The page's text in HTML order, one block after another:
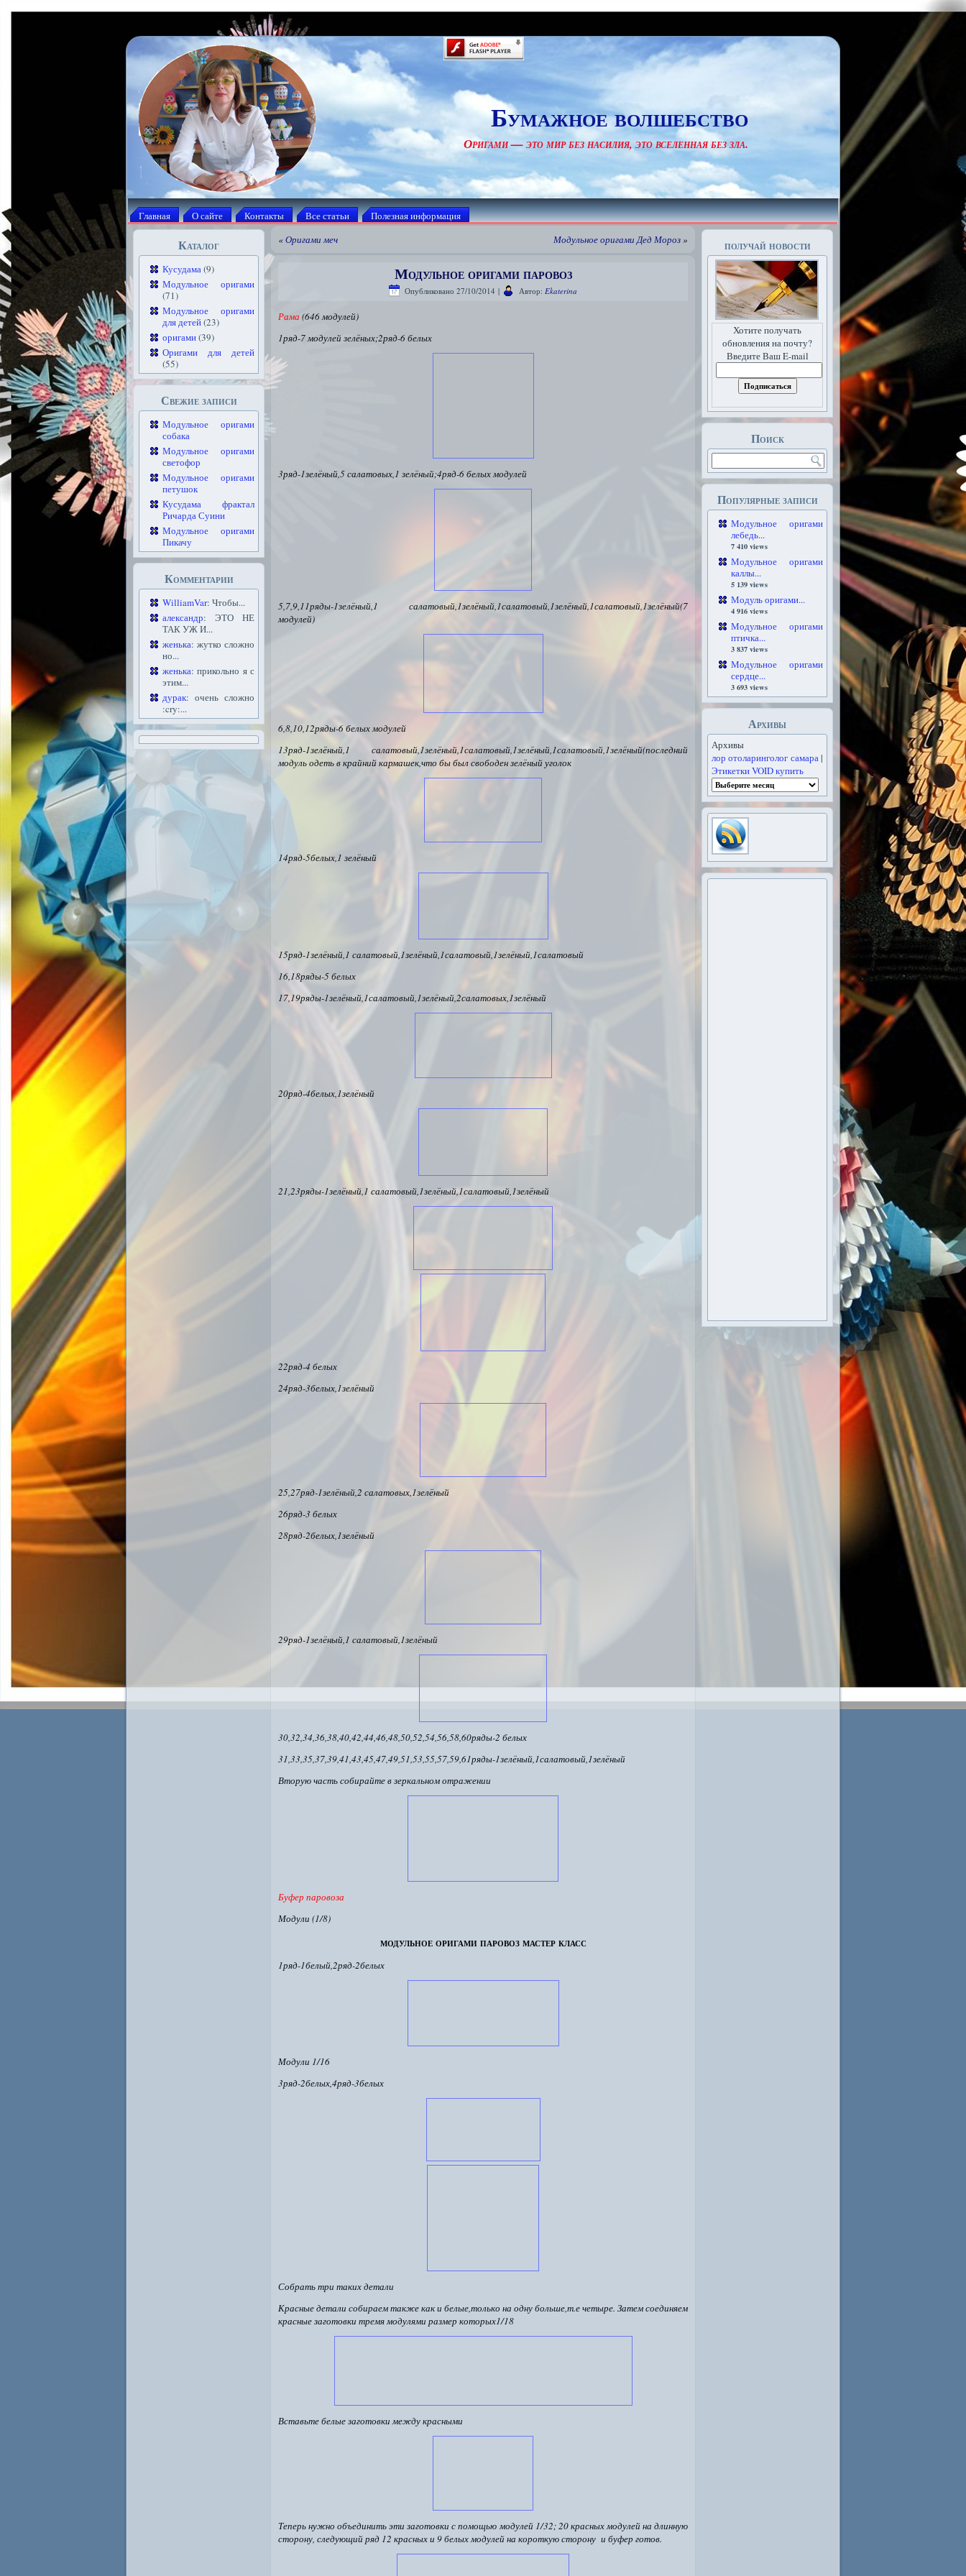
Бумажное волшебство
Оригами — это мир без насилия, это вселенная без зла.
Главная О сайте Контакты Все статьи Полезная информация
Каталог
Кусудама(9)
Модульное оригами
(71)
Модульное оригами
для детей(23)
оригами(39)
Оригами для детей
(55)
Свежие записи
Модульное оригами
собака
Модульное оригами
светофор
Модульное оригами
петушок
Кусудама фрактал
Ричарда Суини
Модульное оригами
Пикачу
Комментарии
WilliamVar: Чтобы...
александр: ЭТО НЕ
ТАК УЖ И...
женька: жутко сложно
но...
женька: прикольно я с
этим...
дурак: очень сложно
:cry:...
«Оригами меч Модульное оригами Дед Мороз»
Модульное оригами паровоз
Опубликовано 27/10/2014 | Автор: Ekaterina
Рама (646 модулей)
1ряд-7 модулей зелёных;2ряд-6 белых
3ряд-1зелёный,5 салатовых,1 зелёный;4ряд-6 белых модулей
5,7,9,11ряды-1зелёный,1 салатовый,1зелёный,1салатовый,1зелёный,1салатовый,1зелёный(7
модулей)
6,8,10,12ряды-6 белых модулей
13ряд-1зелёный,1 салатовый,1зелёный,1салатовый,1зелёный,1салатовый,1зелёный(последний
модуль одеть в крайний кармашек,что бы был свободен зелёный уголок
14ряд-5белых,1 зелёный
15ряд-1зелёный,1 салатовый,1зелёный,1салатовый,1зелёный,1салатовый
16,18ряды-5 белых
17,19ряды-1зелёный,1салатовый,1зелёный,2салатовых,1зелёный
20ряд-4белых,1зелёный
21,23ряды-1зелёный,1 салатовый,1зелёный,1салатовый,1зелёный
22ряд-4 белых
24ряд-3белых,1зелёный
25,27ряд-1зелёный,2 салатовых,1зелёный
26ряд-3 белых
28ряд-2белых,1зелёный
29ряд-1зелёный,1 салатовый,1зелёный
30,32,34,36,38,40,42,44,46,48,50,52,54,56,58,60ряды-2 белых
31,33,35,37,39,41,43,45,47,49,51,53,55,57,59,61ряды-1зелёный,1салатовый,1зелёный
Вторую часть собирайте в зеркальном отражении
Буфер паровоза
Модули (1/8)
модульное оригами паровоз мастер класс
1ряд-1белый,2ряд-2белых
Модули 1/16
3ряд-2белых,4ряд-3белых
Собрать три таких детали
Красные детали собираем также как и белые,только на одну больше,т.е четыре. Затем соединяем
красные заготовки тремя модулями размер которых1/18
Вставьте белые заготовки между красными
Теперь нужно объединить эти заготовки с помощью модулей 1/32; 20 красных модулей на длинную
сторону, следующий ряд 12 красных и 9 белых модулей на короткую сторону и буфер готов.
получай новости
Хотите получать
обновления на почту?
Введите Ваш E-mail
Поиск
Популярные записи
Модульное оригами
лебедь...
7 410 views
Модульное оригами
каллы...
5 139 views
Модуль оригами...
4 916 views
Модульное оригами
птичка...
3 837 views
Модульное оригами
сердце...
3 693 views
Архивы
Архивы
лор отоларинголог самара|
Этикетки VOID купить